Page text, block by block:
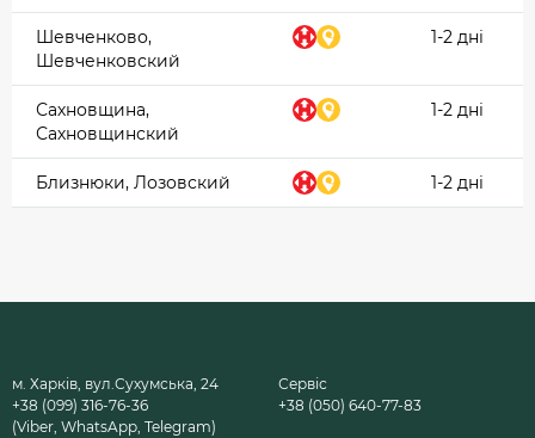
Шевченково,
Шевченковский
1-2 дні
Сахновщина,
Сахновщинский
1-2 дні
Близнюки, Лозовский 1-2 дні
м. Харків, вул.Сухумська, 24
+38 (099) 316-76-36
(Viber, WhatsApp, Telegram)
Сервіс
+38 (050) 640-77-83